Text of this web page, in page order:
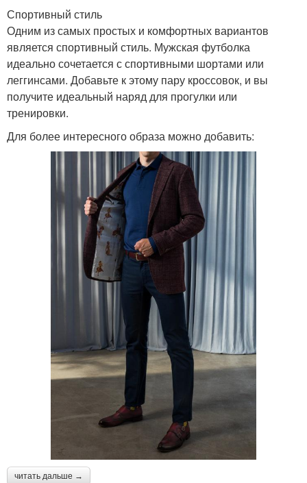
Спортивный стиль
Одним из самых простых и комфортных вариантов
является спортивный стиль. Мужская футболка
идеально сочетается с спортивными шортами или
леггинсами. Добавьте к этому пару кроссовок, и вы
получите идеальный наряд для прогулки или
тренировки.
Для более интересного образа можно добавить:
читать дальше →